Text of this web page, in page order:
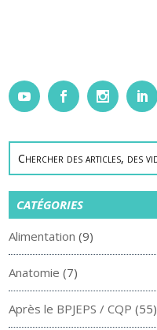
CATÉGORIES
Alimentation (9)
Anatomie (7)
Après le BPJEPS / CQP (55)